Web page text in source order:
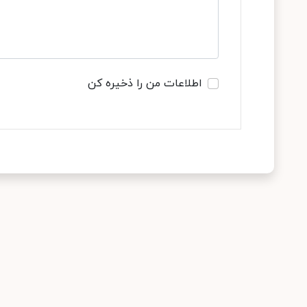
اطلاعات من را ذخیره کن